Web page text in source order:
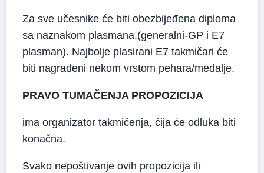
Za sve učesnike će biti obezbijeđena diploma
sa naznakom plasmana,(generalni-GP i E7
plasman). Najbolje plasirani E7 takmičari će
biti nagrađeni nekom vrstom pehara/medalje.
PRAVO TUMAČENJA PROPOZICIJA
ima organizator takmičenja, čija će odluka biti
konačna.
Svako nepoštivanje ovih propozicija ili